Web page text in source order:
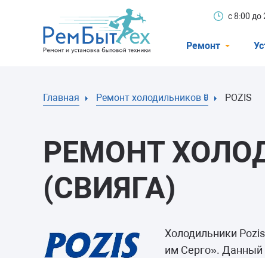
с 8:00 до
Ремонт
Стиральные
Телевизоры
Духовные
Главная Ремонт холодильников 🚦 POZIS
РЕМОНТ
(СВИЯГА)
Холодильники
им Серго». Данный